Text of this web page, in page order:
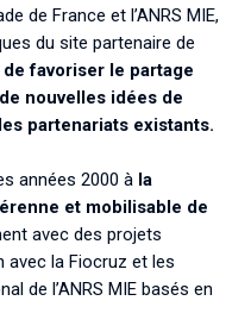
de France et l’ANRS MIE,
du site partenaire de
de favoriser le partage
nouvelles idées de
partenariats existants.
années 2000 à la
et mobilisable de
avec des projets
avec la Fiocruz et les
de l’ANRS MIE basés en